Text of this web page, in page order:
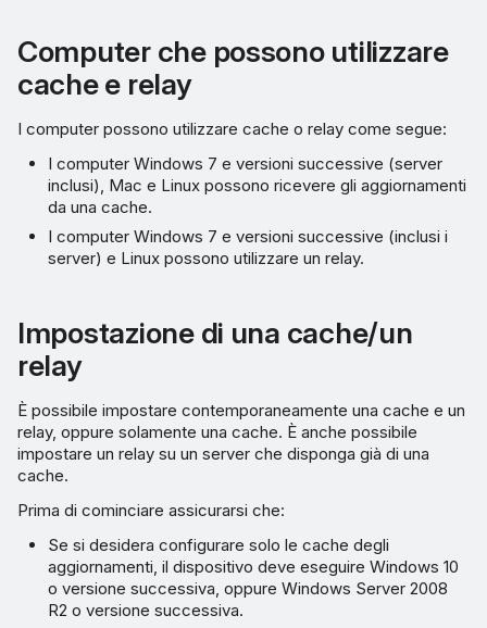
Computer che possono utilizzare
cache e relay
I computer possono utilizzare cache o relay come segue:
I computer Windows 7 e versioni successive (server
inclusi), Mac e Linux possono ricevere gli aggiornamenti
da una cache.
I computer Windows 7 e versioni successive (inclusi i
server) e Linux possono utilizzare un relay.
Impostazione di una cache/un
relay
È possibile impostare contemporaneamente una cache e un
relay, oppure solamente una cache. È anche possibile
impostare un relay su un server che disponga già di una
cache.
Prima di cominciare assicurarsi che:
Se si desidera configurare solo le cache degli
aggiornamenti, il dispositivo deve eseguire Windows 10
o versione successiva, oppure Windows Server 2008
R2 o versione successiva.